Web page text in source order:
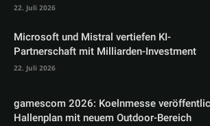
22. Juli 2026
Microsoft und Mistral vertiefen KI-
Partnerschaft mit Milliarden-Investment
22. Juli 2026
gamescom 2026: Koelnmesse
Hallenplan mit neuem Outdoor-Bereich